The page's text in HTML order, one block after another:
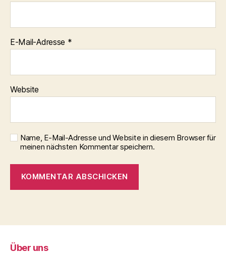
E-Mail-Adresse *
Website
Name, E-Mail-Adresse und Website in diesem Browser für
meinen nächsten Kommentar speichern.
Über uns